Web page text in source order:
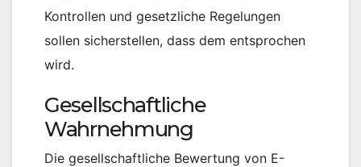
Kontrollen und gesetzliche Regelungen
sollen sicherstellen, dass dem entsprochen
wird.
Gesellschaftliche
Wahrnehmung
Die gesellschaftliche Bewertung von E-